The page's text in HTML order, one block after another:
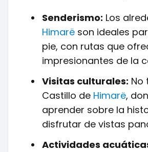
Senderismo: Los
Himarë son ideales
pie, con rutas que
impresionantes de la
Visitas culturales: No
Castillo de Himarë,
aprender sobre la
disfrutar de vistas
Actividades